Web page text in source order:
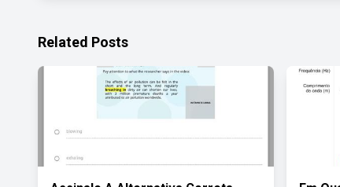
Related Posts